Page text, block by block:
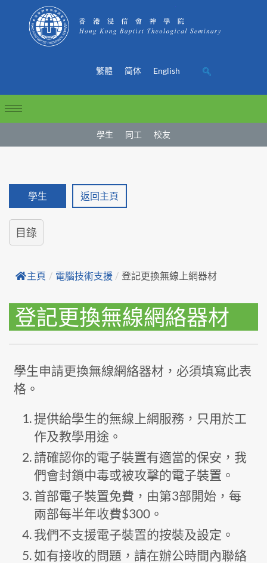
繁體 简体 English
學生 同工 校友
學生 返回主頁
目錄
主頁 / 電腦技術支援 / 登記更換無線上網器材
登記更換無線網絡器材
學生申請更換無線網絡器材，必須填寫此表
格。
提供給學生的無線上網服務，只用於工
作及教學用途。
請確認你的電子裝置有適當的保安，我
們會封鎖中毒或被攻擊的電子裝置。
首部電子裝置免費，由第3部開始，每
兩部每半年收費$300。
我們不支援電子裝置的按裝及設定。
如有接收的問題，請在辦公時間內聯絡